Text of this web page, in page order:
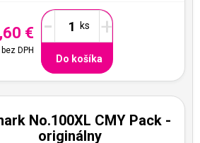
€
bez DPH
- +
Do košíka
No.100XL CMY Pack -
originálny